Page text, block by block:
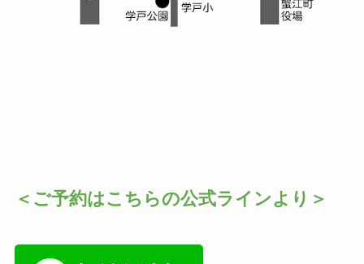
＜ご予約はこちらの公式ラインより＞